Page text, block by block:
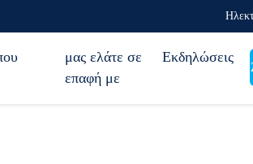
μας ελάτε σε
επαφή με
Εκδηλώσεις